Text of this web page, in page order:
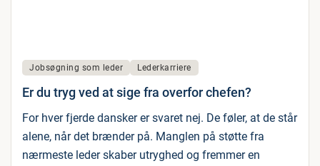
Jobsøgning som leder Lederkarriere
Er du tryg ved at sige fra overfor chefen?
For hver fjerde dansker er svaret nej. De føler, at de står
alene, når det brænder på. Manglen på støtte fra
nærmeste leder skaber utryghed og fremmer en